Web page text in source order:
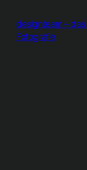
designteam –
Fotografie